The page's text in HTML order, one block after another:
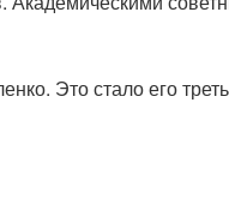
Это стало его